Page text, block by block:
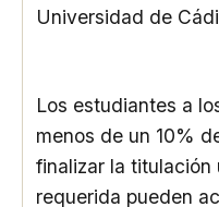
Universidad de
Los estudiantes a
menos de un 10%
finalizar la titulación
requerida pueden